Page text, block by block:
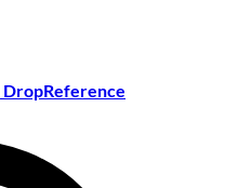
DropReference